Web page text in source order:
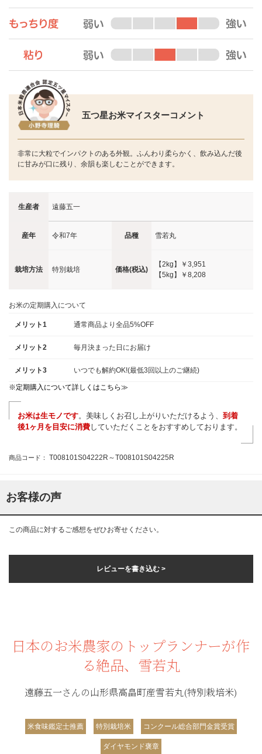
五つ星お米マイスターコメント
非常に大粒でインパクトのある外観。ふんわり柔らかく、飲み込んだ後
に甘みが口に残り、余韻も楽しむことができます。
生産者 遠藤五一
産年 令和7年 品種 雪若丸
栽培方法 特別栽培 価格(税込)
【2kg】
￥3,951
【5kg】
￥8,208
お米の定期購入について
メリット1 通常商品より全品5%OFF
メリット2 毎月決まった日にお届け
メリット3 いつでも解約OK!(最低3回以上のご継続)
※定期購入について詳しくはこちら≫
お米は生モノです。美味しくお召し上がりいただけるよう、 到着
後1ヶ月を目安に消費していただくことをおすすめしております。
商品コード： T008101S04222R～T008101S04225R
お客様の声
この商品に対するご感想をぜひお寄せください。
レビューを書き込む >
日本のお米農家のトップランナーが作
る絶品、雪若丸
遠藤五一さんの山形県高畠町産雪若丸(特別栽培米)
米食味鑑定士推薦 特別栽培米 コンクール総合部門金賞受賞
ダイヤモンド褒章